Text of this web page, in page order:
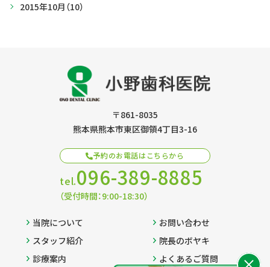
2015年10月 （10）
〒861-8035
熊本県熊本市東区御領4丁目3-16
予約のお電話はこちらから
tel.096-389-8885
（受付時間：9:00-18:30）
当院について
スタッフ紹介
診療案内
お問い合わせ
院長のボヤキ
よくあるご質問